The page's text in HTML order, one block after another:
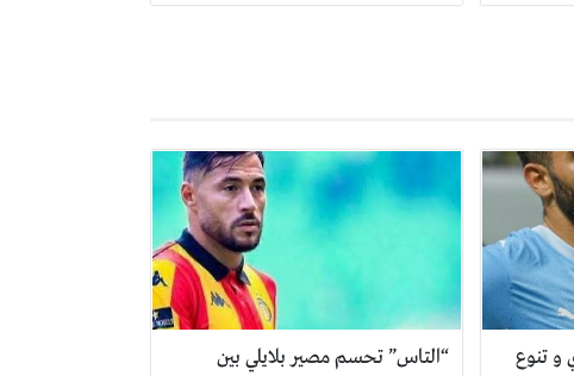
و تنوع
“التاس” تحسم مصير بلايلي بين